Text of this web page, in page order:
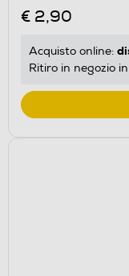
€ 2,90
Acquisto online:
Ritiro in negozio